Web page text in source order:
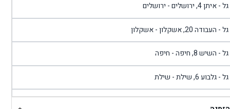
4, ירושלים - ירושלים
העבודה 20, אשקלון - אשקלון
- השיש 8, חיפה - חיפה
- גלבוע 6, שילת - שילת
- פוריידיס, כניסה צפונית מול כביש 4 - פרדיס